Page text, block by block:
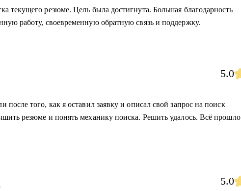
текущего резюме. Цель была достигнута. Большая благодарность
работу, своевременную обратную связь и поддержку.
5.0
после того, как я оставил заявку и описал свой запрос на поиск
резюме и понять механику поиска. Решить удалось. Всё прошло
5.0